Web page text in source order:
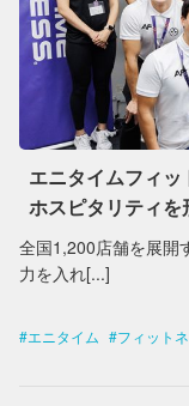
エニタイムフィ
ホスピタリティ
全国1,200店舗を展開
力を入れ[...]
エニタイム フィット